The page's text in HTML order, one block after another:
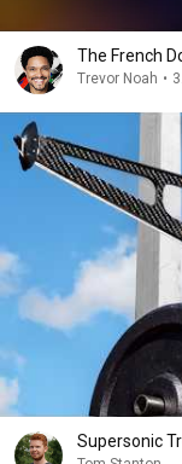
The French
Trevor Noah •
Supersonic